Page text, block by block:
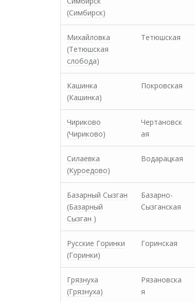
(Симбирск)
Михайловка
(Тетюшская
слобода)
Тетюшская
Кашинка
(Кашинка)
Покровская
Чириково
(Чириково)
Чертановск
ая
Силаевка
(Куроедово)
Водарацкая
Базарный Сызган
(Базарный
Сызган )
Базарно-
Сызганская
Русские Горинки
(Горинки)
Горинская
Грязнуха
(Грязнуха)
Рязановска
я